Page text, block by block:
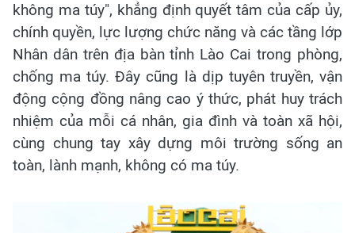
không ma túy", khẳng định quyết tâm của cấp ủy,
chính quyền, lực lượng chức năng và các tầng lớp
Nhân dân trên địa bàn tỉnh Lào Cai trong phòng,
chống ma túy. Đây cũng là dịp tuyên truyền, vận
động cộng đồng nâng cao ý thức, phát huy trách
nhiệm của mỗi cá nhân, gia đình và toàn xã hội,
cùng chung tay xây dựng môi trường sống an
toàn, lành mạnh, không có ma túy.